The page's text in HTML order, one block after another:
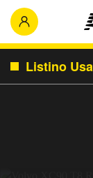
Listino